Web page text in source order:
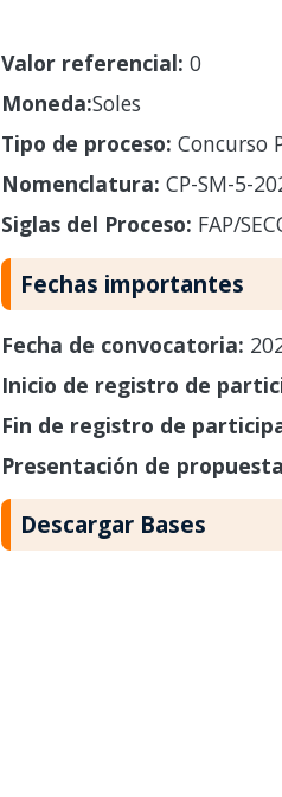
Valor referencial: 0
Moneda:Soles
Tipo de proceso: Concurso
Nomenclatura: CP-SM-5-
Siglas del Proceso: FAP/
Fechas importantes
Fecha de convocatoria:
Inicio de registro de
Fin de registro de
Presentación de
Descargar Bases